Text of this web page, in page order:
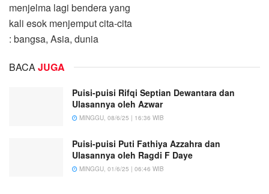
menjelma lagi bendera yang
kali esok menjemput cita-cita
: bangsa, Asia, dunia
BACAJUGA
Puisi-puisi Rifqi Septian Dewantara dan
Ulasannya oleh Azwar
MINGGU, 08/6/25 | 16:36 WIB
Puisi-puisi Puti Fathiya Azzahra dan
Ulasannya oleh Ragdi F Daye
MINGGU, 01/6/25 | 06:46 WIB